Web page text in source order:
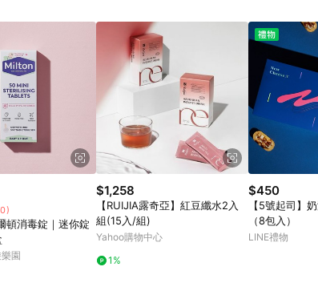
頓消毒錠｜迷你錠
園
$1,258
【RUIJIA露奇亞】紅豆纖水2入
組(15入/組)
Yahoo購物中心
1%
$450
【5號起司】
（8包入）
LINE禮物